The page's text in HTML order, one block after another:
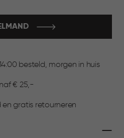
besteld, morgen in huis
€ 25,-
gratis retourneren